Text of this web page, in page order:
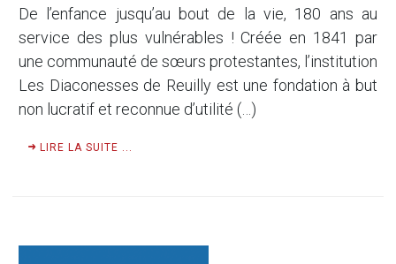
De l’enfance jusqu’au bout de la vie, 180 ans au
service des plus vulnérables ! Créée en 1841 par
une communauté de sœurs protestantes, l’institution
Les Diaconesses de Reuilly est une fondation à but
non lucratif et reconnue d’utilité (…)
LIRE LA SUITE ...